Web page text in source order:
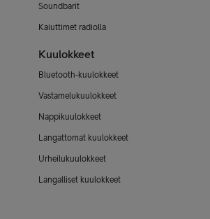
Soundbarit
Kaiuttimet radiolla
Kuulokkeet
Bluetooth-kuulokkeet
Vastamelukuulokkeet
Nappikuulokkeet
Langattomat kuulokkeet
Urheilukuulokkeet
Langalliset kuulokkeet